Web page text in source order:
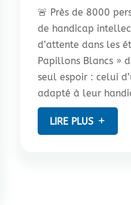
🚨 Près de 8000
de handicap
d’attente dans les
Papillons Blancs »
seul espoir : celui
adapté à leur
LIRE PLUS